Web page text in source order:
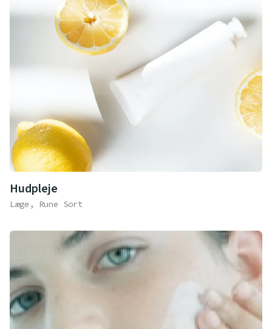
Hudpleje
Læge, Rune Sort